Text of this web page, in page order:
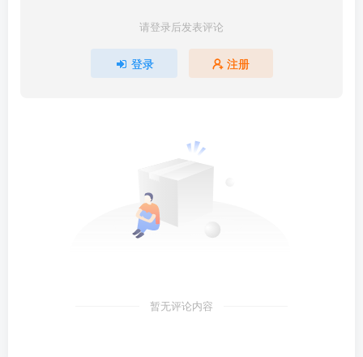
请登录后发表评论
登录 注册
暂无评论内容